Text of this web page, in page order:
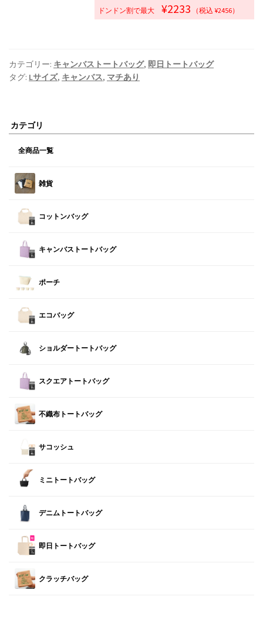
ドンドン割で最大 ¥2233 （税込 ¥2456）
カテゴリー: キャンバストートバッグ, 即日トートバッグ
タグ: Lサイズ, キャンバス, マチあり
カテゴリ
全商品一覧
雑貨
コットンバッグ
キャンバストートバッグ
ポーチ
エコバッグ
ショルダートートバッグ
スクエアトートバッグ
不織布トートバッグ
サコッシュ
ミニトートバッグ
デニムトートバッグ
即日トートバッグ
クラッチバッグ